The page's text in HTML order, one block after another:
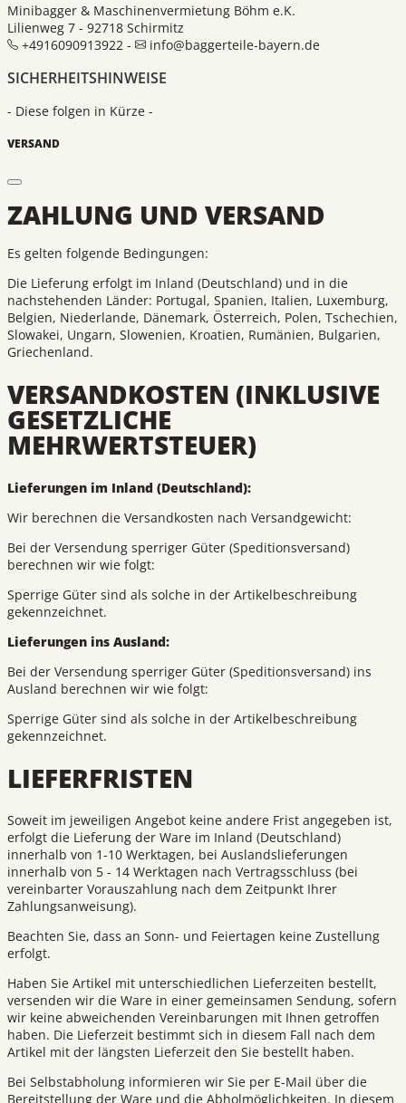
Minibagger & Maschinenvermietung Böhm e.K.
Lilienweg 7 - 92718 Schirmitz
+4916090913922 -
info@baggerteile-bayern.de
SICHERHEITSHINWEISE
- Diese folgen in Kürze -
VERSAND
ZAHLUNG UND VERSAND
Es gelten folgende Bedingungen:
Die Lieferung erfolgt im Inland (Deutschland) und in die
nachstehenden Länder: Portugal, Spanien, Italien, Luxemburg,
Belgien, Niederlande, Dänemark, Österreich, Polen, Tschechien,
Slowakei, Ungarn, Slowenien, Kroatien, Rumänien, Bulgarien,
Griechenland.
VERSANDKOSTEN (INKLUSIVE
GESETZLICHE
MEHRWERTSTEUER)
Lieferungen im Inland (Deutschland):
Wir berechnen die Versandkosten nach Versandgewicht:
Bei der Versendung sperriger Güter (Speditionsversand)
berechnen wir wie folgt:
Sperrige Güter sind als solche in der Artikelbeschreibung
gekennzeichnet.
Lieferungen ins Ausland:
Bei der Versendung sperriger Güter (Speditionsversand) ins
Ausland berechnen wir wie folgt:
Sperrige Güter sind als solche in der Artikelbeschreibung
gekennzeichnet.
LIEFERFRISTEN
Soweit im jeweiligen Angebot keine andere Frist angegeben ist,
erfolgt die Lieferung der Ware im Inland (Deutschland)
innerhalb von 1-10 Werktagen, bei Auslandslieferungen
innerhalb von 5 - 14 Werktagen nach Vertragsschluss (bei
vereinbarter Vorauszahlung nach dem Zeitpunkt Ihrer
Zahlungsanweisung).
Beachten Sie, dass an Sonn- und Feiertagen keine Zustellung
erfolgt.
Haben Sie Artikel mit unterschiedlichen Lieferzeiten bestellt,
versenden wir die Ware in einer gemeinsamen Sendung, sofern
wir keine abweichenden Vereinbarungen mit Ihnen getroffen
haben. Die Lieferzeit bestimmt sich in diesem Fall nach dem
Artikel mit der längsten Lieferzeit den Sie bestellt haben.
Bei Selbstabholung informieren wir Sie per E-Mail über die
Bereitstellung der Ware und die Abholmöglichkeiten. In diesem